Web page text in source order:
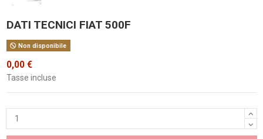
DATI TECNICI FIAT 500F
Non disponibile
0,00 €
Tasse incluse